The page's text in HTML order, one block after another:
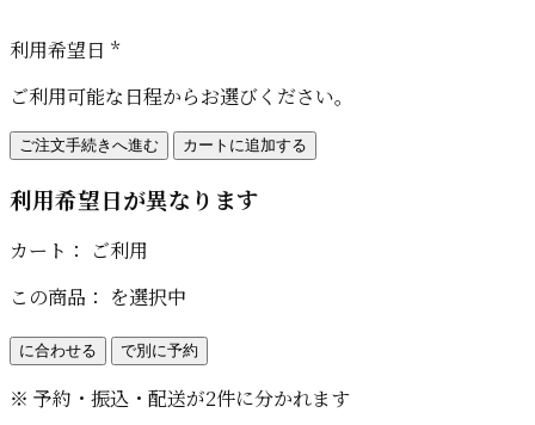
利用希望日 *
ご利用可能な日程からお選びください。
ご注文手続きへ進む カートに追加する
利用希望日が異なります
カート：
ご利用
この商品： を選択中
に合わせる で別に予約
※ 予約・振込・配送が2件に分かれます